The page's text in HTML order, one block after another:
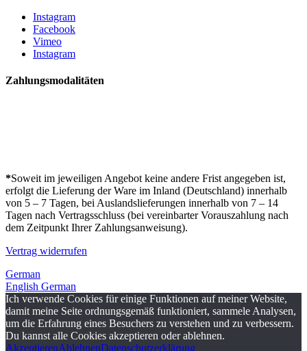
Instagram
Facebook
Vimeo
Instagram
Zahlungsmodalitäten
*Soweit im jeweiligen Angebot keine andere Frist angegeben ist,
erfolgt die Lieferung der Ware im Inland (Deutschland) innerhalb
von 5 – 7 Tagen, bei Auslandslieferungen innerhalb von 7 – 14
Tagen nach Vertragsschluss (bei vereinbarter Vorauszahlung nach
dem Zeitpunkt Ihrer Zahlungsanweisung).
Vertrag widerrufen
German
English German
Ich verwende Cookies für einige Funktionen auf meiner Website,
damit meine Seite ordnungsgemäß funktioniert, sammele Analysen,
um die Erfahrung eines Besuchers zu verstehen und zu verbessern.
Du kannst alle Cookies akzeptieren oder ablehnen.
AkzeptierenAblehnenDatenschutzerklärung